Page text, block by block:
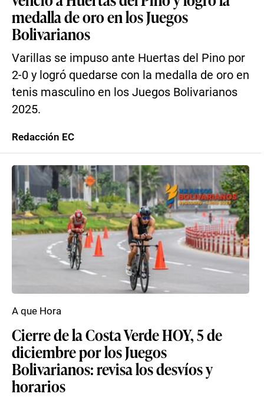
medalla de oro en los Juegos
Bolivarianos
Varillas se impuso ante Huertas del Pino por
2-0 y logró quedarse con la medalla de oro en
tenis masculino en los Juegos Bolivarianos
2025.
Redacción EC
Cierre de la Costa Verde HOY, 5 de
diciembre por los Juegos
Bolivarianos: revisa los desvíos y
horarios
A que Hora